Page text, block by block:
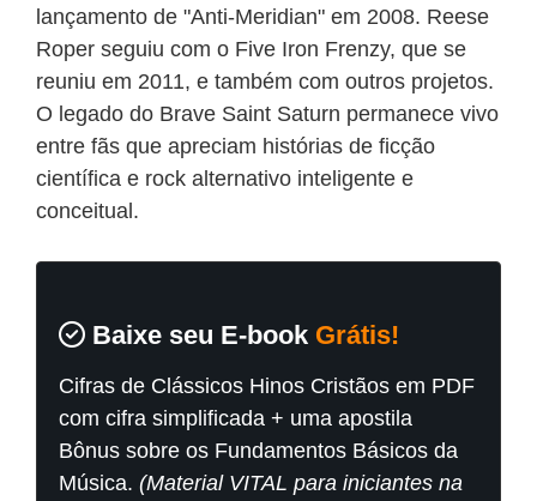
lançamento de "Anti-Meridian" em 2008. Reese
Roper seguiu com o Five Iron Frenzy, que se
reuniu em 2011, e também com outros projetos.
O legado do Brave Saint Saturn permanece vivo
entre fãs que apreciam histórias de ficção
científica e rock alternativo inteligente e
conceitual.
Baixe seu E-book Grátis!
Cifras de Clássicos Hinos Cristãos em PDF
com cifra simplificada + uma apostila
Bônus sobre os Fundamentos Básicos da
Música. (Material VITAL para iniciantes na